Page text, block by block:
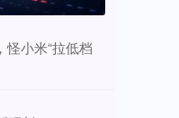
小米“拉低档